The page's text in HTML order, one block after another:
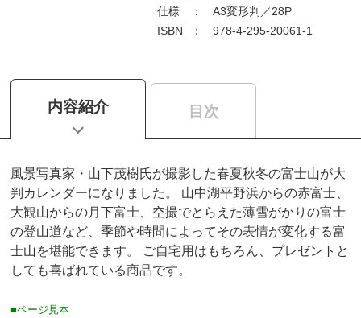
仕様
：
A3変形判／28P
ISBN
： 978-4-295-20061-1
内容紹介 目次
風景写真家・山下茂樹氏が撮影した春夏秋冬の富士山が大
判カレンダーになりました。 山中湖平野浜からの赤富士、
大観山からの月下富士、空撮でとらえた薄雪がかりの富士
の登山道など、季節や時間によってその表情が変化する富
士山を堪能できます。 ご自宅用はもちろん、プレゼントと
しても喜ばれている商品です。
■ページ見本